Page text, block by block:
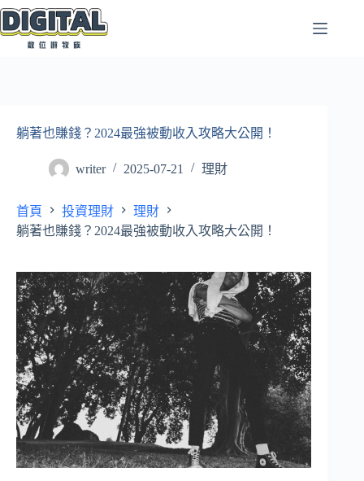
跳
至
躺著也賺錢？2024最強被動收入攻略大公開！
writer 2025-07-21 理財
首頁 投資理財
理財
躺著也賺錢？2024最強被動收入攻略大公開！